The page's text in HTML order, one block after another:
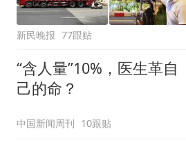
新民晚报 77跟贴
“含人量”10%，医生革自
己的命？
中国新闻周刊 10跟贴